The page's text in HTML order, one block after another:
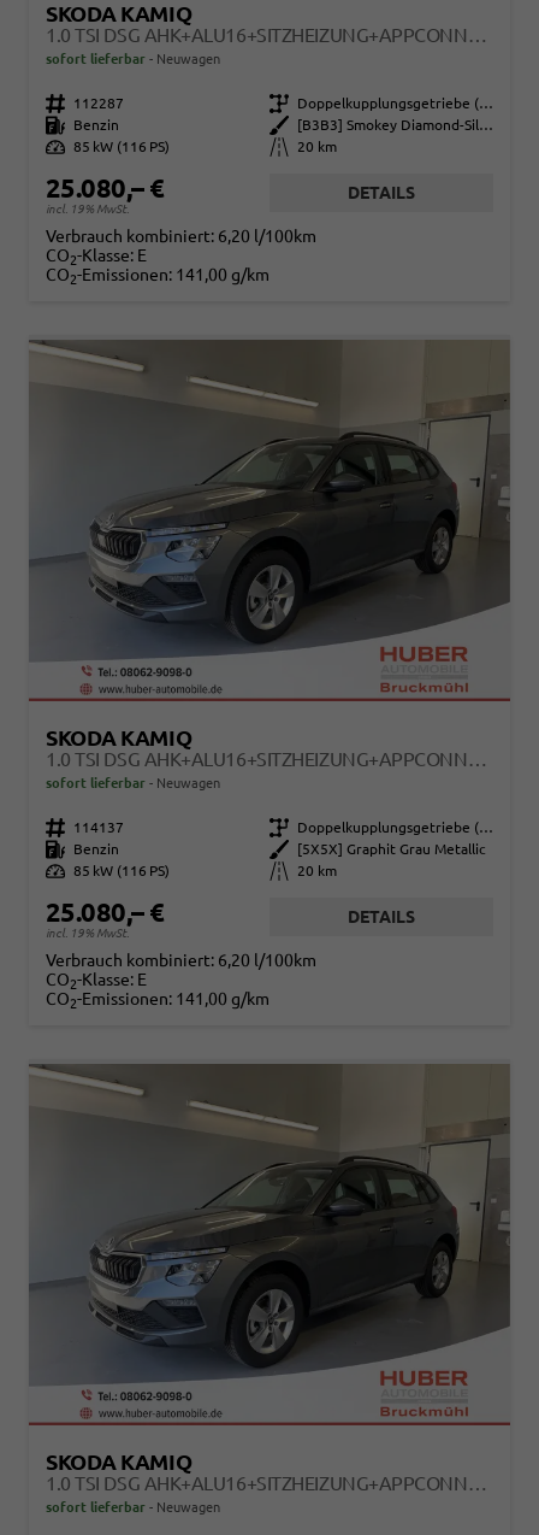
SKODA KAMIQ
1.0 TSI DSG AHK+ALU16+SITZHEIZUNG+APPCONNECT+GV5+LED+NEBEL+KLIMA
sofort lieferbar Neuwagen
Fahrzeugnr. 112287 Getriebe
Doppelkupplungsgetriebe (DSG)
Kraftstoff
Benzin Außenfarbe
[B3B3] Smokey Diamond-Silber Metallic
Leistung 85 kW (116 PS) Kilometerstand 20 km
25.080,– €
incl. 19% MwSt.
DETAILS
Verbrauch kombiniert: 6,20 l/100km
CO2-Klasse: E
CO2-Emissionen: 141,00 g/km
SKODA KAMIQ
1.0 TSI DSG AHK+ALU16+SITZHEIZUNG+APPCONNECT+GV5+LED+NEBEL+KLIMA
sofort lieferbar Neuwagen
Fahrzeugnr. 114137 Getriebe
Doppelkupplungsgetriebe (DSG)
Kraftstoff
Benzin Außenfarbe
[5X5X] Graphit Grau Metallic
Leistung 85 kW (116 PS) Kilometerstand 20 km
25.080,– €
incl. 19% MwSt.
DETAILS
Verbrauch kombiniert: 6,20 l/100km
CO2-Klasse: E
CO2-Emissionen: 141,00 g/km
SKODA KAMIQ
1.0 TSI DSG AHK+ALU16+SITZHEIZUNG+APPCONNECT+GV5+LED+NEBEL+KLIMA
sofort lieferbar Neuwagen